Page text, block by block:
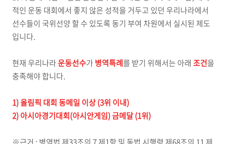
적인 운동 대회에서 좋지 않은 성적을 거두고 있던 우리나라에서
선수들이 국위선양 할 수 있도록 동기 부여 차원에서 실시된 제도
입니다.
현재 우리나라운동선수가병역특례를 받기 위해서는 아래조건을
충족해야 합니다.
1) 올림픽 대회 동메일 이상 (3위 이내)
2) 아시아경기대회(아시안게임) 금메달 (1위)